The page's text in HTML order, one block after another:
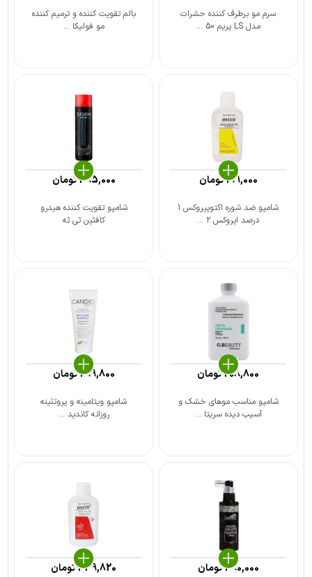
سرم مو برطرف کننده حشرات
مدل LS پریم 50 ...
بالم تقویت کننده و ترمیم کننده
مو فولیکا ...
شامپو ضد شوره اکتوپیروکس 1
درصد ایروکس ۲ ...
199,000تومان
شامپو تقویت کننده هیدرو
کافئین ثی ثه
495,000تومان
شامپو مناسب موهای خشک و
آسیب دیده سریتا ...
208,800تومان
شامپو ویتامینه و پروتئینه
روزانه کاندید ...
299,800تومان
490,000تومان 339,820تومان